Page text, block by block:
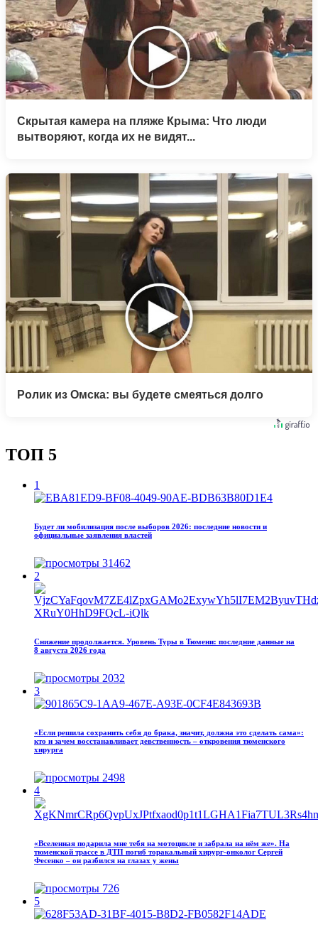
Скрытая камера на пляже Крыма: Что люди
вытворяют, когда их не видят...
Ролик из Омска: вы будете смеяться долго
ТОП 5
1
Будет ли мобилизация после выборов 2026: последние новости и
официальные заявления властей
31462
2
Снижение продолжается. Уровень Туры в Тюмени: последние данные на
8 августа 2026 года
2032
3
«Если решила сохранить себя до брака, значит, должна это сделать сама»:
кто и зачем восстанавливает девственность – откровения тюменского
хирурга
2498
4
«Вселенная подарила мне тебя на мотоцикле и забрала на нём же». На
тюменской трассе в ДТП погиб торакальный хирург-онколог Сергей
Фесенко – он разбился на глазах у жены
726
5